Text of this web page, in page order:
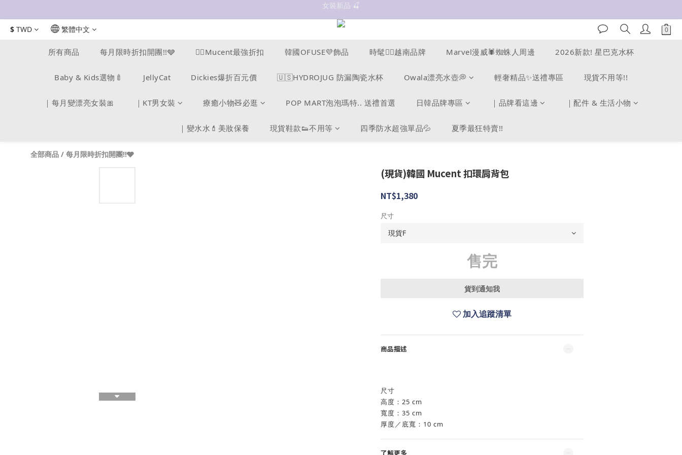
抗UV 50+防曬外套 $299🧊🧊
✨OWALA多款任選✨  點我看全部
$ TWD 繁體中文
所有商品 每月限時折扣開團!!🩶 ❤️‍🔥Mucent最強折扣 韓國OFUSE💜飾品 時髦❤️‍🔥越南品牌 Marvel漫威🕷️蜘蛛人周邊 2026新款! 星巴克水杯
Baby & Kids選物🍼 JellyCat Dickies爆折百元價 🇺🇸HYDROJUG 防漏陶瓷水杯 Owala漂亮水壺💭 輕奢精品✨送禮專區 現貨不用等!!
｜每月變漂亮女裝🎀 ｜KT男女裝 療癒小物🧸必逛 POP MART泡泡瑪特.. 送禮首選 日韓品牌專區 ｜品牌看這邊 ｜配件 & 生活小物
｜變水水💄美妝保養 現貨鞋款👟不用等 四季防水超強單品💦 夏季最狂特賣!!
全部商品 / 每月限時折扣開團!!🩶
(現貨)韓國 Mucent 扣環肩背包
NT$1,380
尺寸
售完
貨到通知我
加入追蹤清單
商品描述
尺寸
高度：25 cm
寬度：35 cm
厚度／底寬：10 cm
了解更多